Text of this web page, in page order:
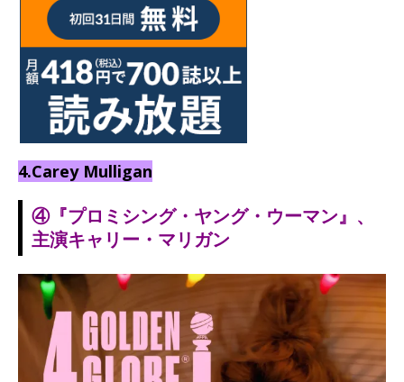
4.Carey Mulligan
④『プロミシング・ヤング・ウーマン』、
主演キャリー・マリガン